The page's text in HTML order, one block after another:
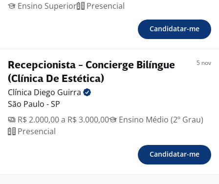
Ensino Superior
Presencial
Candidatar-me
Recepcionista - Concierge Bilíngue
(Clínica De Estética)
5 nov
Clínica Diego Guirra
São Paulo - SP
R$ 2.000,00 a R$ 3.000,00
Ensino Médio (2º Grau)
Presencial
Candidatar-me